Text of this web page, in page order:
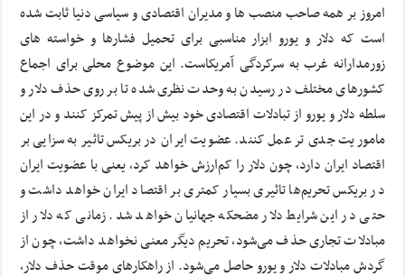
امروز بر همه صاحب منصب ها و مدیران اقتصادی و سیاسی دنیا ثابت شده
است که دلار و یورو ابزار مناسبی برای تحمیل فشارها و خواسته های
زورمدارانه غرب به سرکردگی آمریکاست. این موضوع محلی برای اجماع
کشورهای مختلف در رسیدن به وحدت نظری شده تا بر روی حذف دلار و
سلطه دلار و یورو از تبادلات اقتصادی خود بیش از پیش تمرکز کنند و در این
ماموریت جدی تر عمل کنند. عضویت ایران در بریکس تاثیر به سزایی بر
اقتصاد ایران دارد، چون دلار را کم‌ارزش خواهد کرد، یعنی با عضویت ایران
در بریکس تحریم‌ها تاثیری بسیار کمتری بر اقتصاد ایران خواهد داشت و
حتی در این شرایط دلار مضحکه جهانیان خواهد شد. زمانی که دلار از
مبادلات تجاری حذف می‌شود، تحریم دیگر معنی نخواهد داشت، چون از
گردش مبادلات دلار و یورو حاصل می‌شود. از راهکارهای موقت حذف دلار،